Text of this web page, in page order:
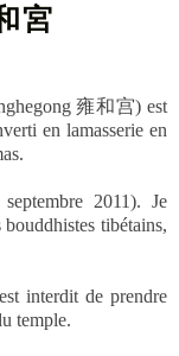
宮
雍和宫) est
en lamasserie en
2011). Je
tibétains,
interdit de prendre
temple.